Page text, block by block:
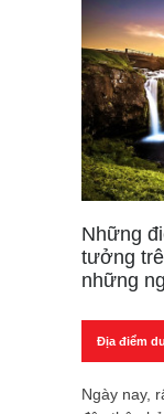
Những
tưởng
những
Địa điểm
Ngày nay,